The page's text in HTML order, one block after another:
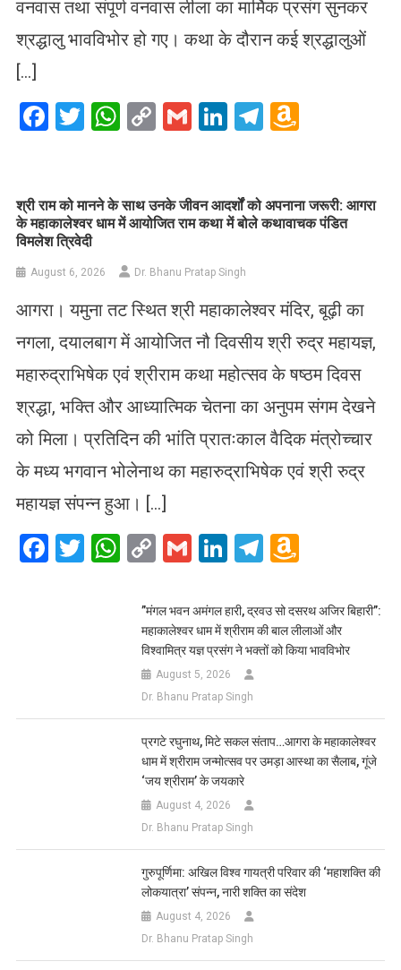
वनवास तथा संपूर्ण वनवास लीला का मार्मिक प्रसंग सुनकर
श्रद्धालु भावविभोर हो गए। कथा के दौरान कई श्रद्धालुओं
[…]
Facebook
Twitter
WhatsApp
CopyGmailLinkedIn
Telegram
​श्री राम को मानने के साथ उनके जीवन आदर्शों को अपनाना जरूरी: आगरा
के महाकालेश्वर धाम में आयोजित राम कथा में बोले कथावाचक पंडित
विमलेश त्रिवेदी
August 6, 2026 Dr. Bhanu Pratap Singh
आगरा। यमुना तट स्थित श्री महाकालेश्वर मंदिर, बूढ़ी का
नगला, दयालबाग में आयोजित नौ दिवसीय श्री रुद्र महायज्ञ,
महारुद्राभिषेक एवं श्रीराम कथा महोत्सव के षष्ठम दिवस
श्रद्धा, भक्ति और आध्यात्मिक चेतना का अनुपम संगम देखने
को मिला। प्रतिदिन की भांति प्रातःकाल वैदिक मंत्रोच्चार
के मध्य भगवान भोलेनाथ का महारुद्राभिषेक एवं श्री रुद्र
महायज्ञ संपन्न हुआ। […]
Facebook
Twitter
WhatsApp
CopyGmailLinkedIn
Telegram
List
​”मंगल भवन अमंगल हारी, द्रवउ सो दसरथ अजिर बिहारी”:
महाकालेश्वर धाम में श्रीराम की बाल लीलाओं और
विश्वामित्र यज्ञ प्रसंग ने भक्तों को किया भावविभोर
August 5, 2026
Dr. Bhanu Pratap Singh
प्रगटे रघुनाथ, मिटे सकल संताप…आगरा के महाकालेश्वर
धाम में श्रीराम जन्मोत्सव पर उमड़ा आस्था का सैलाब, गूंजे
‘जय श्रीराम’ के जयकारे
August 4, 2026
Dr. Bhanu Pratap Singh
गुरुपूर्णिमा: अखिल विश्व गायत्री परिवार की ‘महाशक्ति की
लोकयात्रा’ संपन्न, नारी शक्ति का संदेश
August 4, 2026
Dr. Bhanu Pratap Singh